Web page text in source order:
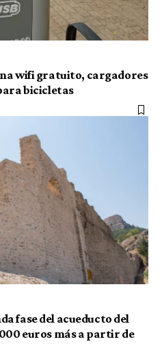
wifi gratuito, cargadores
bicicletas
fase del acueducto del
euros más a partir de